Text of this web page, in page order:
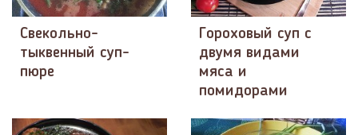
Свекольно-
тыквенный суп-
пюре
Гороховый суп с
двумя видами
мяса и
помидорами